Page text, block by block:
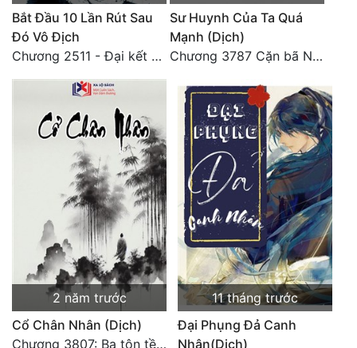
Võng Du
Xuyên Không
Xuyên Nhanh
Xuyên Sách
Đông Phương
Đông Phương Huyền Huyễn
Bắt Đầu 10 Lần Rút Sau
Đó Vô Địch
Chương 2511 - Đại kết cục, Phiên ngoại thiên: Chư thiên quy nhất giới, vĩnh hằng thế giới. Hết!
Sư Huynh Của Ta Quá
Mạnh (Dịch)
Chương 3787 Cặn bã Nam Thiên Đạo
2 năm trước
Cổ Chân Nhân (Dịch)
Chương 3807: Ba tôn tề công Thiên Đình (2)
11 tháng trước
Đại Phụng Đả Canh
Nhân(Dịch)